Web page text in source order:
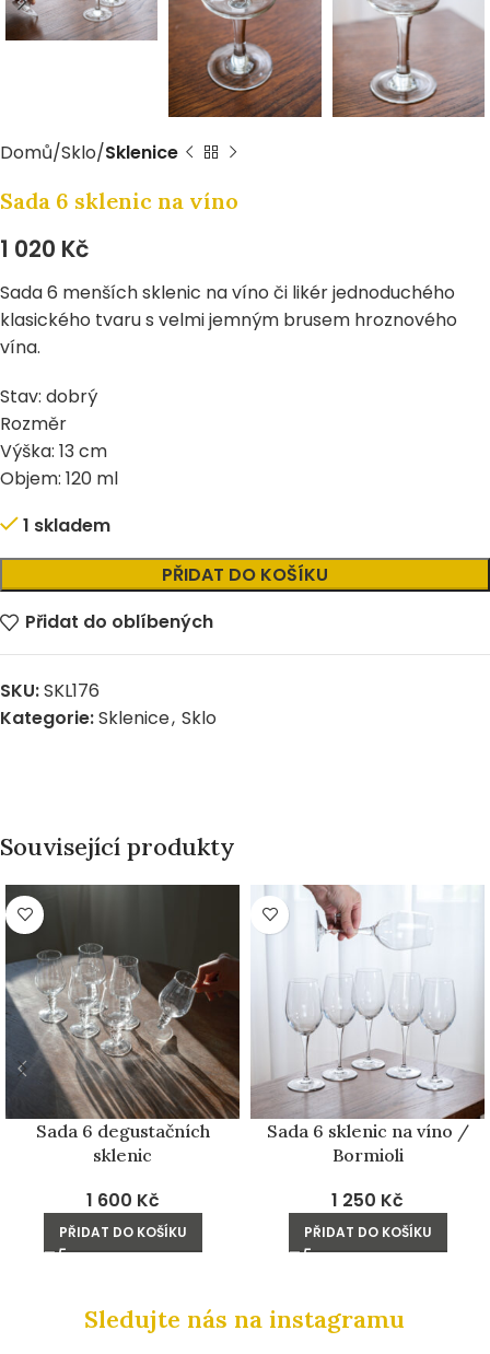
Domů Sklo Sklenice
Sada 6 sklenic na víno
1 020 Kč
Sada 6 menších sklenic na víno či likér jednoduchého
klasického tvaru s velmi jemným brusem hroznového
vína.
Stav: dobrý
Rozměr
Výška: 13 cm
Objem: 120 ml
1 skladem
PŘIDAT DO KOŠÍKU
Přidat do oblíbených
SKU:SKL176
Kategorie:Sklenice, Sklo
Související produkty
Sada 6 degustačních
sklenic
1 600 Kč
PŘIDAT DO KOŠÍKU
Sada 6 sklenic na víno /
Bormioli
1 250 Kč
PŘIDAT DO KOŠÍKU
Sledujte nás na instagramu